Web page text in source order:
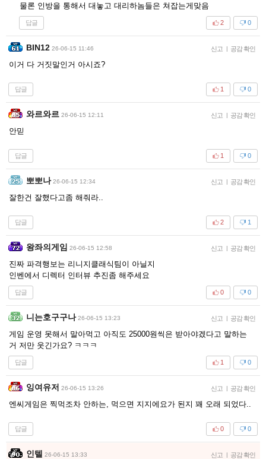
물론 인방을 통해서 대놓고 대리하놈들은 쳐잡는게맞음
답글 0
2
BIN12 26-06-15 11:46 신고 | 공감 확인
이거 다 거짓말인거 아시죠?
답글 0
1
와르와르 26-06-15 12:11 신고 | 공감 확인
안믿
답글 0
1
뽀뽀나 26-06-15 12:34 신고 | 공감 확인
잘한건 잘했다고좀 해줘라..
답글 1
2
왕좌의게임 26-06-15 12:58 신고 | 공감 확인
진짜 파격행보는 리니지클래식팀이 아닐지
인벤에서 디렉터 인터뷰 추진좀 해주세요
답글 0
0
니는호구구나 26-06-15 13:23 신고 | 공감 확인
게임 운영 못해서 말아먹고 아직도 25000원씩은 받아야겠다고 말하는
거 저만 웃긴가요? ㅋㅋㅋ
답글 0
1
잉여유저 26-06-15 13:26 신고 | 공감 확인
엔씨게임은 찍먹조차 안하는, 먹으면 지지에요가 된지 꽤 오래 되었다..
답글 0
0
인텔 26-06-15 13:33 신고 | 공감 확인